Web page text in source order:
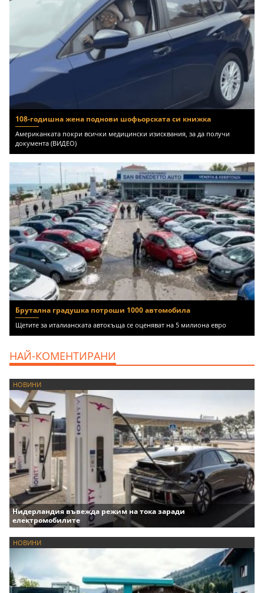
108-годишна жена поднови шофьорската си книжка
Американката покри всички медицински изисквания, за да получи
документа (ВИДЕО)
Брутална градушка потроши 1000 автомобила
Щетите за италианската автокъща се оценяват на 5 милиона евро
НАЙ-КОМЕНТИРАНИ
НОВИНИ
Нидерландия въвежда режим на тока заради
електромобилите
НОВИНИ